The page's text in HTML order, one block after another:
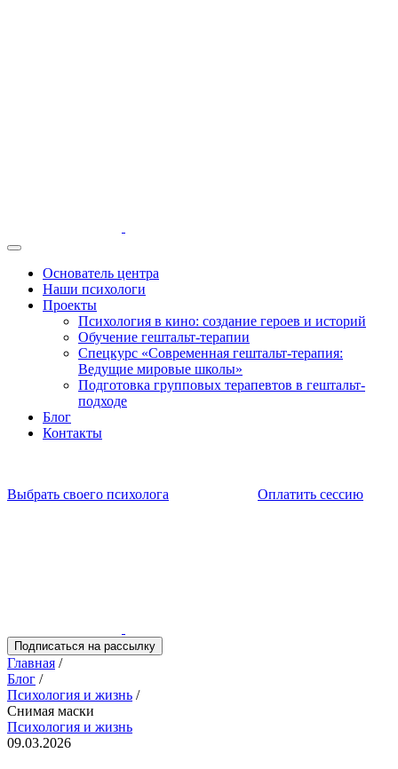
Основатель центра
Наши психологи
Проекты
Психология в кино: создание героев и историй
Обучение гештальт-терапии
Спецкурс «Современная гештальт-терапия:
Ведущие мировые школы»
Подготовка групповых терапевтов в гештальт-
подходе
Блог
Контакты
Выбрать своего психолога Оплатить сессию
Подписаться на рассылку
Главная /
Блог /
Психология и жизнь /
Снимая маски
Психология и жизнь
09.03.2026